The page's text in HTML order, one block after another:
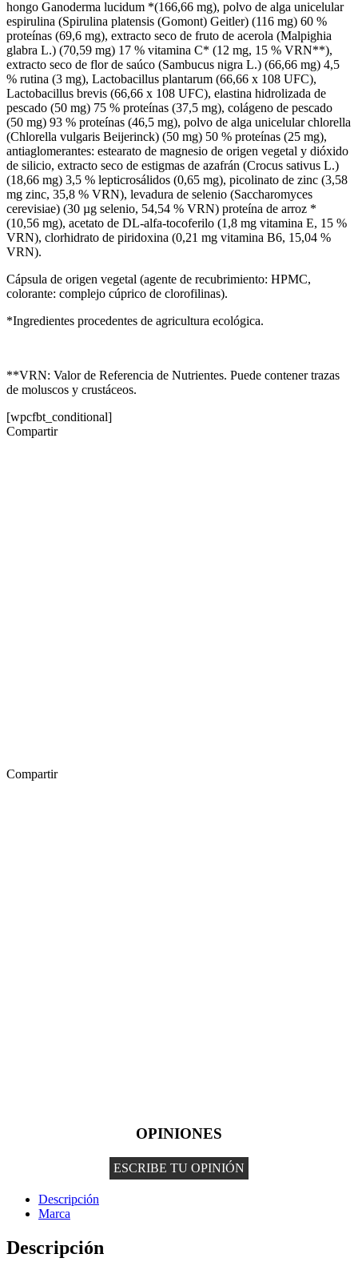
hongo Ganoderma lucidum *(166,66 mg), polvo de alga unicelular
espirulina (Spirulina platensis (Gomont) Geitler) (116 mg) 60 %
proteínas (69,6 mg), extracto seco de fruto de acerola (Malpighia
glabra L.) (70,59 mg) 17 % vitamina C* (12 mg, 15 % VRN**),
extracto seco de flor de saúco (Sambucus nigra L.) (66,66 mg) 4,5
% rutina (3 mg), Lactobacillus plantarum (66,66 x 108 UFC),
Lactobacillus brevis (66,66 x 108 UFC), elastina hidrolizada de
pescado (50 mg) 75 % proteínas (37,5 mg), colágeno de pescado
(50 mg) 93 % proteínas (46,5 mg), polvo de alga unicelular chlorella
(Chlorella vulgaris Beijerinck) (50 mg) 50 % proteínas (25 mg),
antiaglomerantes: estearato de magnesio de origen vegetal y dióxido
de silicio, extracto seco de estigmas de azafrán (Crocus sativus L.)
(18,66 mg) 3,5 % lepticrosálidos (0,65 mg), picolinato de zinc (3,58
mg zinc, 35,8 % VRN), levadura de selenio (Saccharomyces
cerevisiae) (30 µg selenio, 54,54 % VRN) proteína de arroz *
(10,56 mg), acetato de DL-alfa-tocoferilo (1,8 mg vitamina E, 15 %
VRN), clorhidrato de piridoxina (0,21 mg vitamina B6, 15,04 %
VRN).
Cápsula de origen vegetal (agente de recubrimiento: HPMC,
colorante: complejo cúprico de clorofilinas).
*Ingredientes procedentes de agricultura ecológica.
**VRN: Valor de Referencia de Nutrientes. Puede contener trazas
de moluscos y crustáceos.
[wpcfbt_conditional]
Compartir
Compartir
OPINIONES
ESCRIBE TU OPINIÓN
Descripción
Marca
Descripción